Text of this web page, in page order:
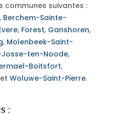
communes suivantes :
Berchem-Sainte-
, Forest, Ganshoren,
, Molenbeek-Saint-
Josse-ten-Noode,
Boitsfort,
et Woluwe-Saint-Pierre.
: